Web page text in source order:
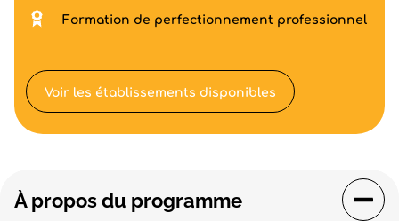
À propos du programme
Formation de perfectionnement professionnel
Voir les établissements disponibles